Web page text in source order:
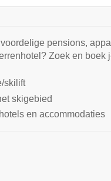
pensions,
Zoek en boek
skilift
skigebied
en accommodaties